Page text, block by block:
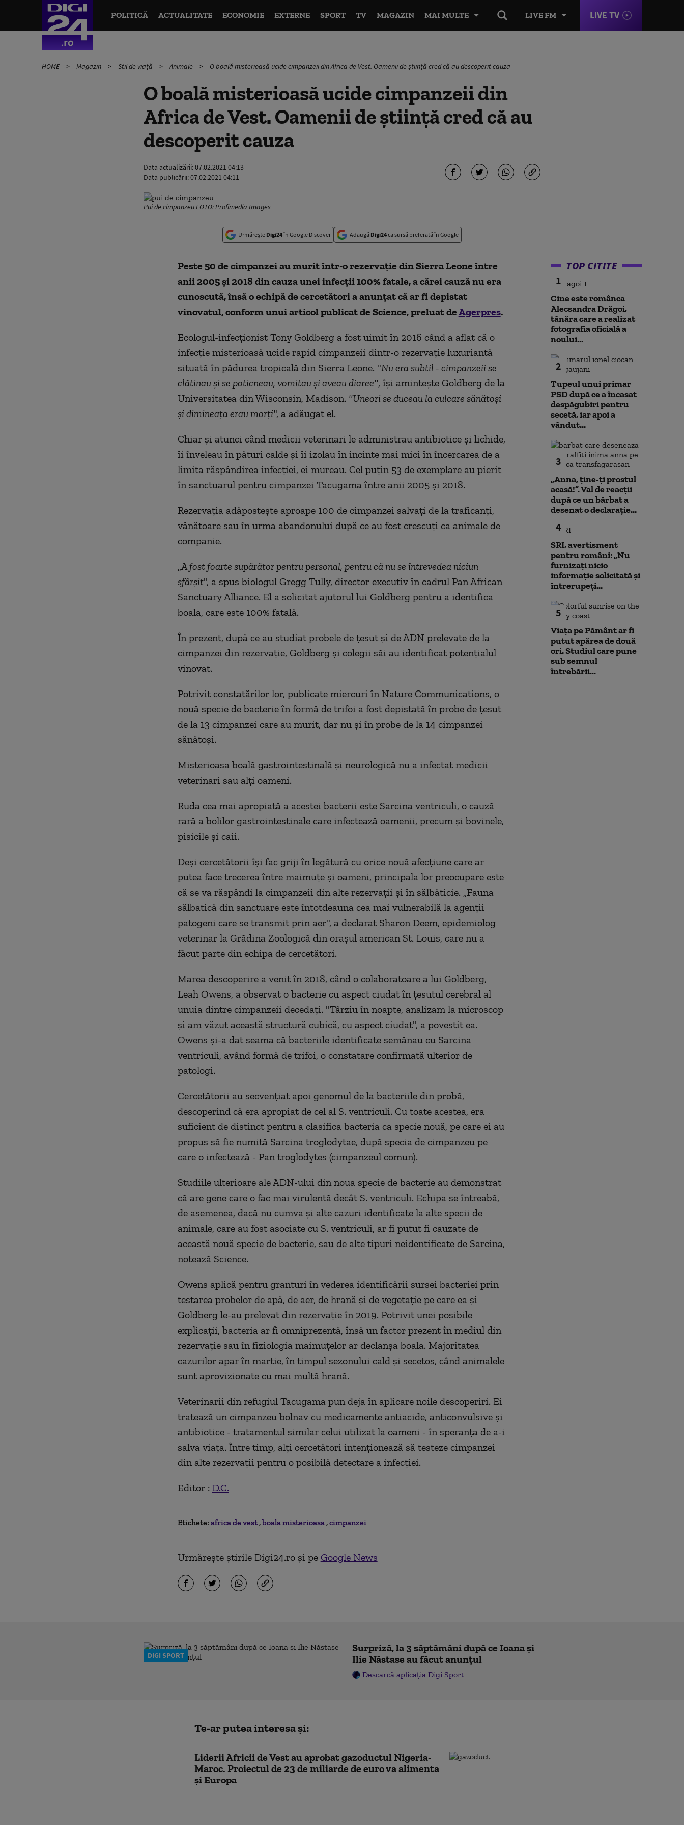
LIVE FM LIVE TV
POLITICĂ ACTUALITATE ECONOMIE EXTERNE SPORT TV MAGAZIN MAI MULTE
HOME Magazin Stil de viață Animale O boală misterioasă ucide cimpanzeii din Africa de Vest. Oamenii de știință cred că au descoperit cauza
O boală misterioasă ucide cimpanzeii din
Africa de Vest. Oamenii de știință cred că au
descoperit cauza
Data actualizării:07.02.2021 04:13
Data publicării:07.02.2021 04:11
Pui de cimpanzeu FOTO: Profimedia Images
Urmărește Digi24în Google Discover Adaugă Digi24ca sursă preferată în Google
Peste 50 de cimpanzei au murit într-o rezervaţie din Sierra Leone între
anii 2005 şi 2018 din cauza unei infecţii 100% fatale, a cărei cauză nu era
cunoscută, însă o echipă de cercetători a anunţat că ar fi depistat
vinovatul, conform unui articol publicat de Science, preluat deAgerpres.
Ecologul-infecţionist Tony Goldberg a fost uimit în 2016 când a aflat că o
infecţie misterioasă ucide rapid cimpanzeii dintr-o rezervaţie luxuriantă
situată în pădurea tropicală din Sierra Leone. ''Nu era subtil - cimpanzeii se
clătinau şi se poticneau, vomitau şi aveau diaree'', îşi aminteşte Goldberg de la
Universitatea din Wisconsin, Madison. ''Uneori se duceau la culcare sănătoşi
şi dimineaţa erau morţi'', a adăugat el.
Chiar şi atunci când medicii veterinari le administrau antibiotice şi lichide,
îi înveleau în pături calde şi îi izolau în incinte mai mici în încercarea de a
limita răspândirea infecţiei, ei mureau. Cel puţin 53 de exemplare au pierit
în sanctuarul pentru cimpanzei Tacugama între anii 2005 şi 2018.
Rezervaţia adăposteşte aproape 100 de cimpanzei salvaţi de la traficanţi,
vânătoare sau în urma abandonului după ce au fost crescuţi ca animale de
companie.
„A fost foarte supărător pentru personal, pentru că nu se întrevedea niciun
sfârşit'', a spus biologul Gregg Tully, director executiv în cadrul Pan African
Sanctuary Alliance. El a solicitat ajutorul lui Goldberg pentru a identifica
boala, care este 100% fatală.
În prezent, după ce au studiat probele de ţesut şi de ADN prelevate de la
cimpanzei din rezervaţie, Goldberg şi colegii săi au identificat potenţialul
vinovat.
Potrivit constatărilor lor, publicate miercuri în Nature Communications, o
nouă specie de bacterie în formă de trifoi a fost depistată în probe de ţesut
de la 13 cimpanzei care au murit, dar nu şi în probe de la 14 cimpanzei
sănătoşi.
Misterioasa boală gastrointestinală şi neurologică nu a infectat medicii
veterinari sau alţi oameni.
Ruda cea mai apropiată a acestei bacterii este Sarcina ventriculi, o cauză
rară a bolilor gastrointestinale care infectează oamenii, precum şi bovinele,
pisicile şi caii.
Deşi cercetătorii îşi fac griji în legătură cu orice nouă afecţiune care ar
putea face trecerea între maimuţe şi oameni, principala lor preocupare este
că se va răspândi la cimpanzeii din alte rezervaţii şi în sălbăticie. „Fauna
sălbatică din sanctuare este întotdeauna cea mai vulnerabilă la agenţii
patogeni care se transmit prin aer'', a declarat Sharon Deem, epidemiolog
veterinar la Grădina Zoologică din oraşul american St. Louis, care nu a
făcut parte din echipa de cercetători.
Marea descoperire a venit în 2018, când o colaboratoare a lui Goldberg,
Leah Owens, a observat o bacterie cu aspect ciudat în ţesutul cerebral al
unuia dintre cimpanzeii decedaţi. ''Târziu în noapte, analizam la microscop
şi am văzut această structură cubică, cu aspect ciudat'', a povestit ea.
Owens şi-a dat seama că bacteriile identificate semănau cu Sarcina
ventriculi, având formă de trifoi, o constatare confirmată ulterior de
patologi.
Cercetătorii au secvenţiat apoi genomul de la bacteriile din probă,
descoperind că era apropiat de cel al S. ventriculi. Cu toate acestea, era
suficient de distinct pentru a clasifica bacteria ca specie nouă, pe care ei au
propus să fie numită Sarcina troglodytae, după specia de cimpanzeu pe
care o infectează - Pan troglodytes (cimpanzeul comun).
Studiile ulterioare ale ADN-ului din noua specie de bacterie au demonstrat
că are gene care o fac mai virulentă decât S. ventriculi. Echipa se întreabă,
de asemenea, dacă nu cumva şi alte cazuri identificate la alte specii de
animale, care au fost asociate cu S. ventriculi, ar fi putut fi cauzate de
această nouă specie de bacterie, sau de alte tipuri neidentificate de Sarcina,
notează Science.
Owens aplică pentru granturi în vederea identificării sursei bacteriei prin
testarea probelor de apă, de aer, de hrană şi de vegetaţie pe care ea şi
Goldberg le-au prelevat din rezervaţie în 2019. Potrivit unei posibile
explicaţii, bacteria ar fi omniprezentă, însă un factor prezent în mediul din
rezervaţie sau în fiziologia maimuţelor ar declanşa boala. Majoritatea
cazurilor apar în martie, în timpul sezonului cald şi secetos, când animalele
sunt aprovizionate cu mai multă hrană.
Veterinarii din refugiul Tacugama pun deja în aplicare noile descoperiri. Ei
tratează un cimpanzeu bolnav cu medicamente antiacide, anticonvulsive şi
antibiotice - tratamentul similar celui utilizat la oameni - în speranţa de a-i
salva viaţa. Între timp, alţi cercetători intenţionează să testeze cimpanzei
din alte rezervaţii pentru o posibilă detectare a infecţiei.
Editor : D.C.
Etichete: africa de vest boala misterioasa cimpanzei
Urmărește știrile Digi24.ro și pe Google News
TOP CITITE
1
Cine este românca
Alecsandra Drăgoi,
tânăra care a realizat
fotografia oficială a
noului...
2
Tupeul unui primar
PSD după ce a încasat
despăgubiri pentru
secetă, iar apoi a
vândut...
3
„Anna, ţine-ţi prostul
acasă!”. Val de reacții
după ce un bărbat a
desenat o declarație...
4
SRI, avertisment
pentru români: „Nu
furnizați nicio
informație solicitată și
întrerupeți...
5
Viața pe Pământ ar fi
putut apărea de două
ori. Studiul care pune
sub semnul
întrebării...
DIGI SPORT
Surpriză, la 3 săptămâni după ce Ioana și
Ilie Năstase au făcut anunțul
Descarcă aplicația Digi Sport
Te-ar putea interesa și:
Liderii Africii de Vest au aprobat gazoductul Nigeria-
Maroc. Proiectul de 23 de miliarde de euro va alimenta
și Europa